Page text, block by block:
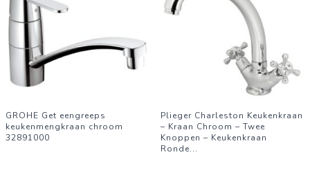
GROHE Get eengreeps
keukenmengkraan chroom
32891000
Plieger Charleston Keukenkraan
– Kraan Chroom – Twee
Knoppen – Keukenkraan
Ronde...